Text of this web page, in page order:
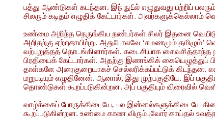
பத்து ஆண்டுகள் கடந்தன. இந் நு£ல் எழுதுவது பற்றிப்
சிலரும் கடிதம் எழுதிக் கேட்டார்கள்.
உண்மை அறிந்த நெருங்கிய நண்பர்கள் சிலர் இதனை
அறிதற்கு ஏற்றதாயிற்று. அதுபோலவே ‘சமணமும் தமிழும்’
வற்புறுத்தத் தொடங்கினார்கள். கடைசியாக சைவசித்தாந்த
பிரதியைக் கேட்டார்கள். அதற்கு இணங்கிக் கையெழுத்துப்
தாள்களே அரைகுறையாகச் செல்லரிக்கப்பட்டுக் கிடந்தன.
மறுபடியும் எழுதினேன். ஆனால், இது முற்பகுதியே. இப்
தொண்டுகள் கூறப்படுகின்றன. அப் பகுதியும் விரைவில்
வாழ்க்கைப் போருக்கிடையே, பல இன்னல்களுக்கிடையே
கூறப்படுகின்றன. உண்மை காண விரும்புவோர் காய்தல்